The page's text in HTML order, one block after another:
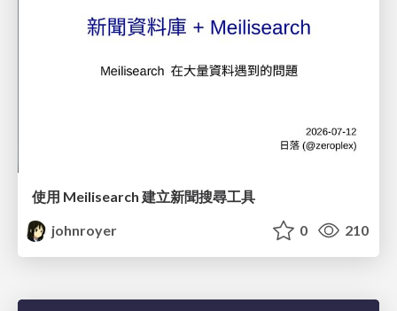
使用 Meilisearch 建立新聞搜尋工具
johnroyer
0 210